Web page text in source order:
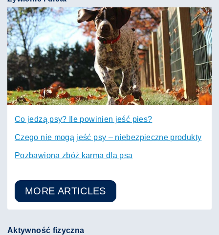
Co jedzą psy? Ile powinien jeść pies?
Czego nie mogą jeść psy – niebezpieczne produkty
Pozbawiona zbóż karma dla psa
MORE ARTICLES
Aktywność fizyczna